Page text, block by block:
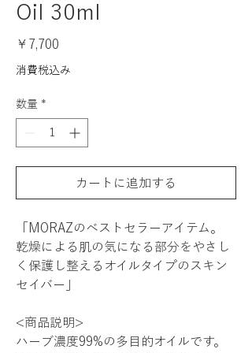
Oil 30ml
￥7,700
格
消費税込み
数量 *
カートに追加する
「MORAZのベストセラーアイテム。
乾燥による肌の気になる部分をやさし
く保護し整えるオイルタイプのスキン
セイバー」
<商品説明>
ハーブ濃度99%の多目的オイルです。